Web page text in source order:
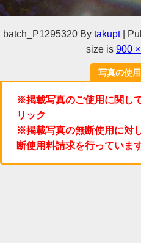
batch_P1295320 By takupt
size is 900
写真の使
※掲載写真のご使用に関し
リック
※掲載写真の無断使用に対
断使用料請求を行っていま